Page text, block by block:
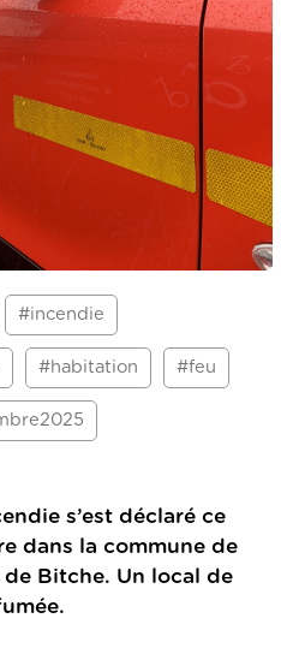
#incendie
#habitation #feu
s’est déclaré ce
dans la commune de
Bitche. Un local de